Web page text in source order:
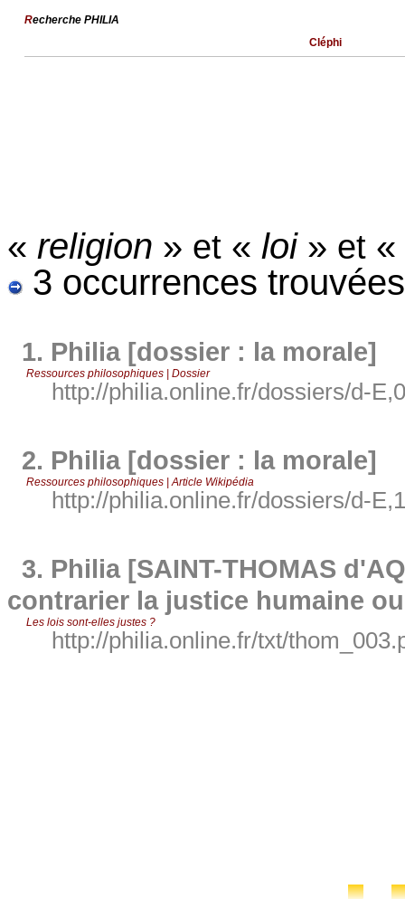
Recherche PHILIA
Cléphi
« religion » et « loi » et «
3 occurrences
1. Philia [dossier : la morale]
Ressources philosophiques | Dossier
http://philia.online.fr/dossiers/d-
2. Philia [dossier : la morale]
Ressources philosophiques | Article Wikipédia
http://philia.online.fr/dossiers/d-
3. Philia [SAINT-THOMAS
contrarier la justice humaine
Les lois sont-elles justes ?
http://philia.online.fr/txt/